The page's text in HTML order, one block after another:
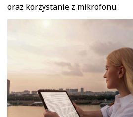
oraz korzystanie z mikrofonu.